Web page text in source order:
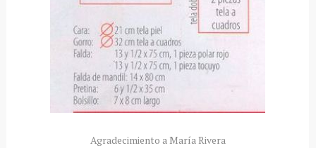
Agradecimiento a María Rivera